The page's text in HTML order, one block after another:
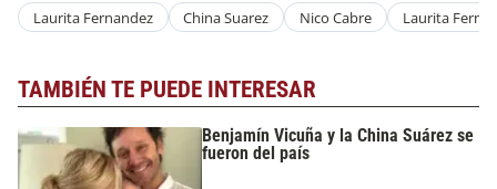
Laurita Fernandez China Suarez Nico Cabre Laurita
TAMBIÉN TE PUEDE INTERESAR
Benjamín Vicuña y la China Suárez se
fueron del país